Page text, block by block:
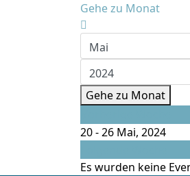
Gehe zu Monat
Gehe zu Monat
20 - 26 Mai, 2024
Es wurden keine